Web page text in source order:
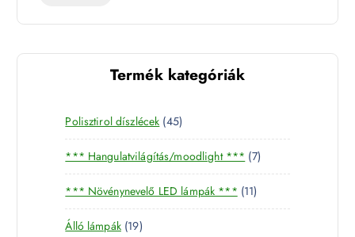
Termék kategóriák
Polisztirol díszlécek 454
5
t
e
r
m
*** Hangulatvilágítás/moodlight *** 77
t
r
*** Növénynevelő LED lámpák *** 111
1
Álló lámpák 191